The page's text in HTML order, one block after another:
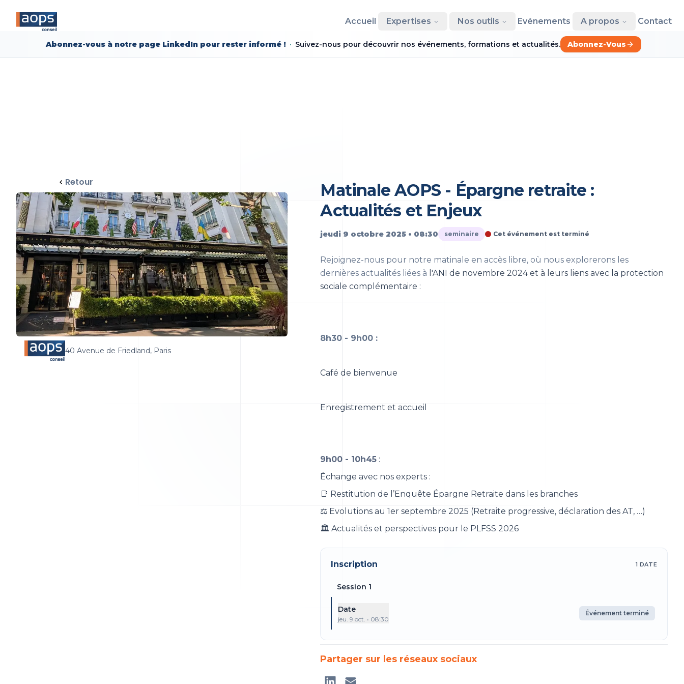
Accueil Expertises Nos outils Evénements A propos Contact
Abonnez-vous à notre page LinkedIn pour rester informé ! Suivez-nous pour découvrir nos événements, formations et actualités. Abonnez-Vous
Retour
40 Avenue de Friedland, Paris
Matinale AOPS - Épargne retraite :
Actualités et Enjeux
jeudi 9 octobre 2025 • 08:30 seminaire Cet événement est terminé
Rejoignez-nous pour notre matinale en accès libre, où nous explorerons les
dernières actualités liées à l'ANI de novembre 2024 et à leurs liens avec la protection
sociale complémentaire :
8h30 - 9h00 :
Café de bienvenue
Enregistrement et accueil
9h00 - 10h45 :
Échange avec nos experts :
📑 Restitution de l’Enquête Épargne Retraite dans les branches
⚖️ Evolutions au 1er septembre 2025 (Retraite progressive, déclaration des AT, …)
🏛️ Actualités et perspectives pour le PLFSS 2026
Inscription 1 DATE
Session 1
Date
jeu. 9 oct. • 08:30
Événement terminé
Partager sur les réseaux sociaux